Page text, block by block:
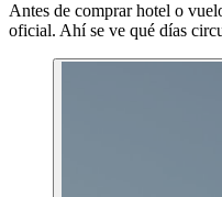
Antes de comprar hotel o
oficial. Ahí se ve qué días